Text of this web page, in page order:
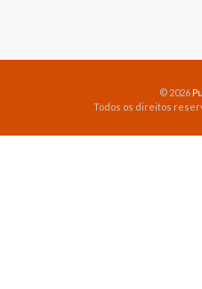
© 2026
Todos os direitos